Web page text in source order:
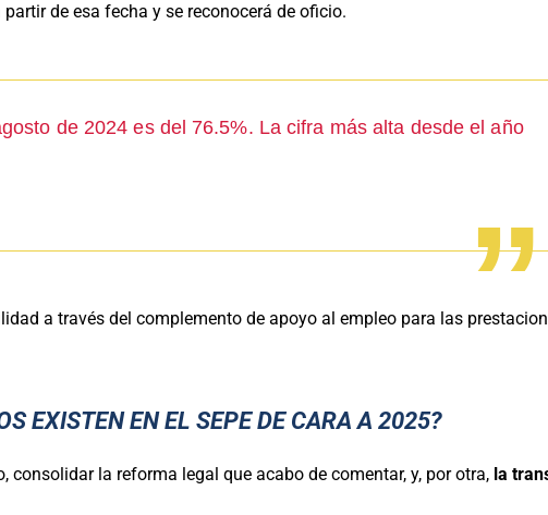
de esa fecha y se reconocerá de oficio.
de 2024 es del 76.5%. La cifra más alta desde el año
a través del complemento de apoyo al empleo para las
EXISTEN EN EL SEPE DE CARA A 2025?
la reforma legal que acabo de comentar, y, por otra, la